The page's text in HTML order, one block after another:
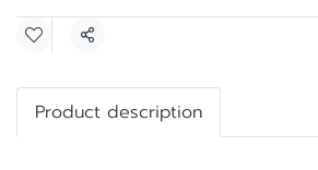
แชร์
Product description